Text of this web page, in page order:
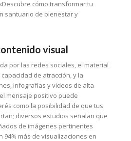
cómo transformar tu
santuario de bienestar y
visual
por las redes sociales, el material
de atracción, y la
infografías y videos de alta
mensaje positivo puede
como la posibilidad de que tus
diversos estudios señalan que
de imágenes pertinentes
94% más de visualizaciones en